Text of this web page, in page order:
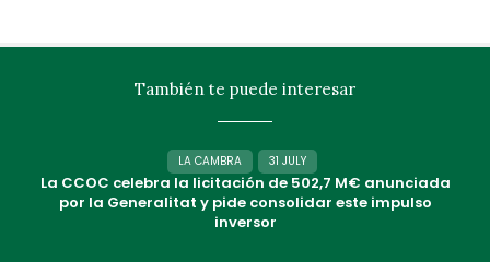
También te puede interesar
LA CAMBRA 31 JULY
La CCOC celebra la licitación de 502,7 M€ anunciada
por la Generalitat y pide consolidar este impulso
inversor